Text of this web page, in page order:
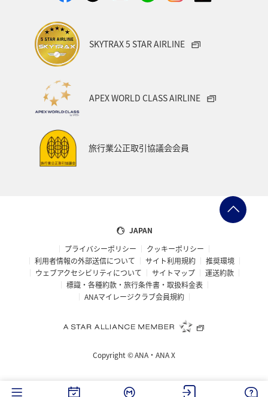
SKYTRAX 5 STAR AIRLINE
APEX WORLD CLASS AIRLINE
旅行業公正取引協議会会員
JAPAN
プライバシーポリシー
クッキーポリシー
利用者情報の外部送信について
サイト利用規約
推奨環境
ウェブアクセシビリティについて
サイトマップ
運送約款
標識・各種約款・旅行条件書・取扱料金表
ANAマイレージクラブ会員規約
Copyright ©ANA・ANA X